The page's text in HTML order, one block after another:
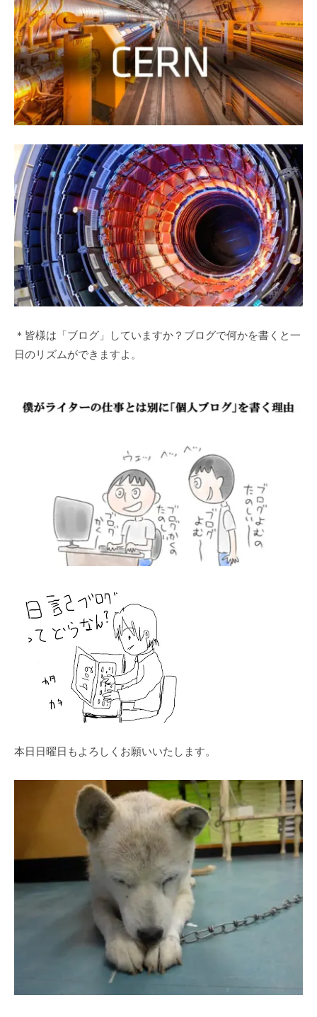
＊皆様は「ブログ」していますか？ブログで何かを書くと一
日のリズムができますよ。
本日日曜日もよろしくお願いいたします。